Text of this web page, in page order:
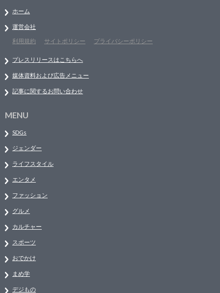
ホーム
運営会社
利用規約
サイトポリシー プライバシーポリシー
プレスリリースはこちらへ
媒体資料および広告メニュー
記事に関するお問い合わせ
MENU
SDGs
ジェンダー
ライフスタイル
エンタメ
ファッション
グルメ
カルチャー
スポーツ
おでかけ
まめ学
デジもの